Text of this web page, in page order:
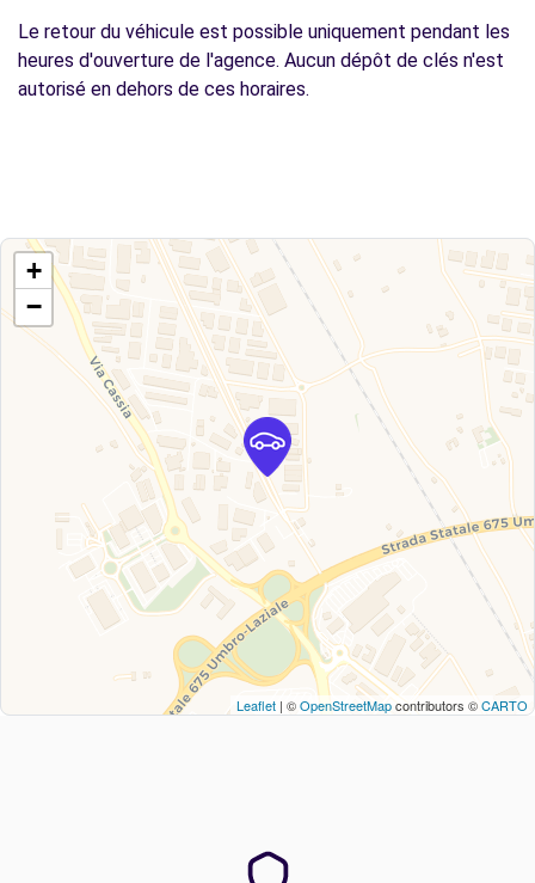
Le retour du véhicule est possible uniquement pendant les
heures d'ouverture de l'agence. Aucun dépôt de clés n'est
autorisé en dehors de ces horaires.
+
−
Leaflet | ©OpenStreetMapcontributors ©CARTO